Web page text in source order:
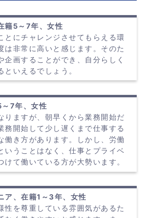
籍5～7年、女性
とにチャレンジさせてもらえる環
は非常に高いと感じます。そのた
企画することができ、自分らしく
といえるでしょう。
7年、女性
りますが、朝早くから業務開始だ
務開始して少し遅くまで仕事する
働き方があります。しかし、労働
いうことはなく、仕事とプライベ
けて働いている方が大勢います。
ア、在籍1～3年、女性
性を尊重している雰囲気があるた